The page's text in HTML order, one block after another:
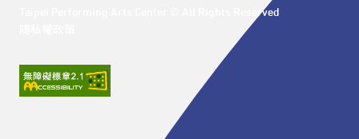
Taipei Performing Arts Center © All Rights Reserved